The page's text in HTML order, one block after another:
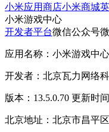
小米应用商店小米商城
小米游戏中心
开发者平台微信公众号
应用名称：小米游戏中心
开发者：北京瓦力网络
版本：13.5.0.70 更新时
北京地址：北京市昌平